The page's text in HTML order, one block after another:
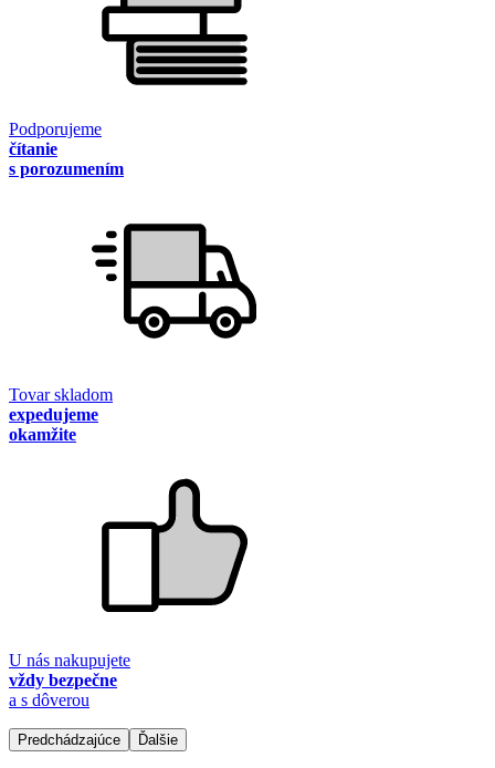
Podporujeme
čítanie
s porozumením
Tovar skladom
expedujeme
okamžite
U nás nakupujete
vždy bezpečne
a s dôverou
Predchádzajúce Ďalšie